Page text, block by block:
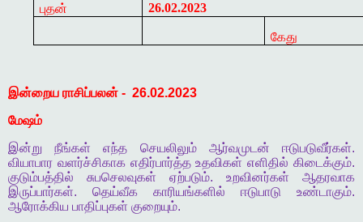
26.02.2023
புதன்
கேது
இன்றைய ராசிப்பலன் - 26.02.2023
மேஷம்
இன்று
நீங்கள் எந்த செயலிலும் ஆர்வமுடன் ஈடுபடுவீர்கள்.
வியாபார வளர்ச்சிகாக எதிர்பார்த்த உதவிகள் எளிதில் கிடைக்கும்.
குடும்பத்தில்
சுபசெலவுகள் ஏற்படும். உறவினர்கள்
ஆதரவாக
இருப்பார்கள். தெய்வீக காரியங்களில் ஈடுபாடு உண்டாகும்.
ஆரோக்கிய பாதிப்புகள் குறையும்.